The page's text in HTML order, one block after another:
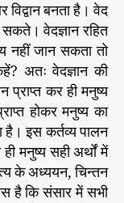
विद्वान बनता है। वेद
सकते। वेदज्ञान रहित
नहीं जान सकता तो
अतः वेदज्ञान की
प्राप्त कर ही मनुष्य
होकर मनुष्य का
इस कर्तव्य पालन
मनुष्य सही अर्थों में
के अध्ययन, चिन्तन
है कि संसार में सभी